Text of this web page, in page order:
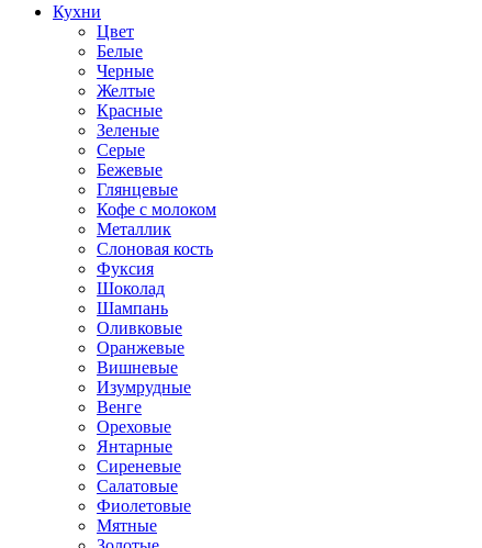
Кухни
Цвет
Белые
Черные
Желтые
Красные
Зеленые
Серые
Бежевые
Глянцевые
Кофе с молоком
Металлик
Слоновая кость
Фуксия
Шоколад
Шампань
Оливковые
Оранжевые
Вишневые
Изумрудные
Венге
Ореховые
Янтарные
Сиреневые
Салатовые
Фиолетовые
Мятные